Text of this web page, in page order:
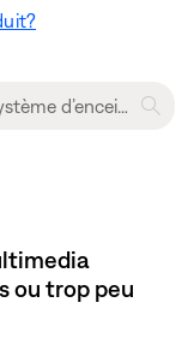
ou trop peu